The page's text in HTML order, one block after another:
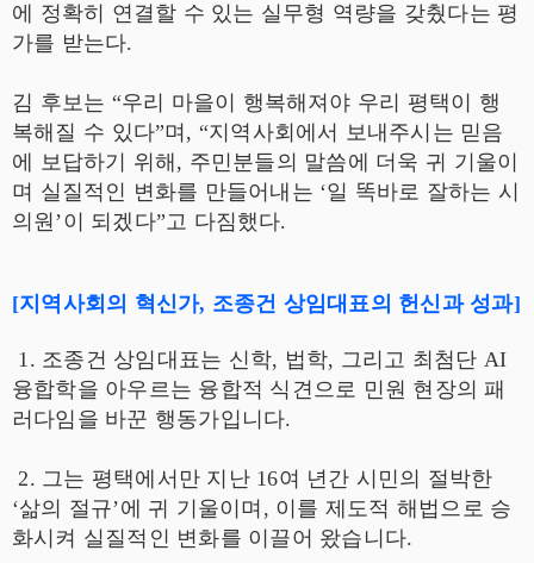
에 정확히 연결할 수 있는 실무형 역량을 갖췄다는 평
가를 받는다.
김 후보는 “우리 마을이 행복해져야 우리 평택이 행
복해질 수 있다”며, “지역사회에서 보내주시는 믿음
에 보답하기 위해, 주민분들의 말씀에 더욱 귀 기울이
며 실질적인 변화를 만들어내는 ‘일 똑바로 잘하는 시
의원’이 되겠다”고 다짐했다.
[지역사회의 혁신가, 조종건 상임대표의 헌신과 성과]
1. 조종건 상임대표는 신학, 법학, 그리고 최첨단 AI
융합학을 아우르는 융합적 식견으로 민원 현장의 패
러다임을 바꾼 행동가입니다.
2. 그는 평택에서만 지난 16여 년간 시민의 절박한
‘삶의 절규’에 귀 기울이며, 이를 제도적 해법으로 승
화시켜 실질적인 변화를 이끌어 왔습니다.